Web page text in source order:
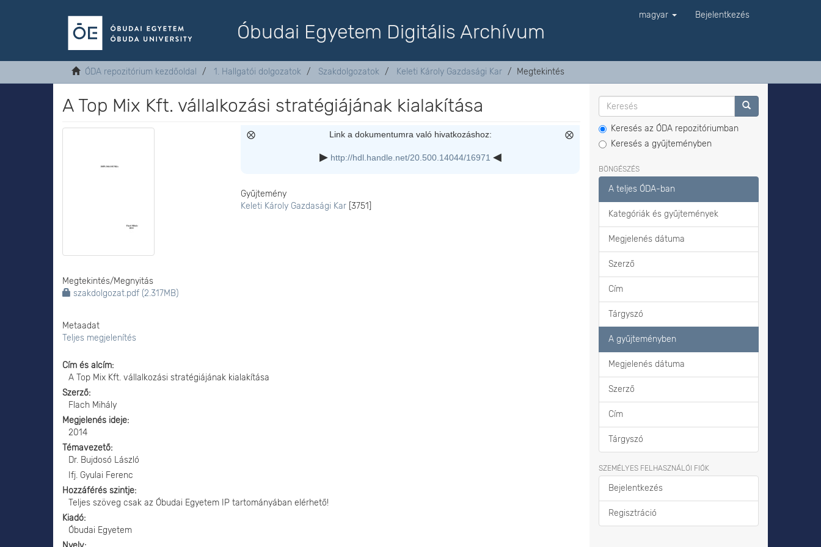
Óbudai Egyetem Digitális Archívum
magyar Bejelentkezés
ÓDA repozitórium kezdőoldal 1. Hallgatói dolgozatok Szakdolgozatok Keleti Károly Gazdasági Kar Megtekintés
A Top Mix Kft. vállalkozási stratégiájának kialakítása
Megtekintés/Megnyitás
szakdolgozat.pdf (2.317MB)
Metaadat
Teljes megjelenítés
Link a dokumentumra való hivatkozáshoz:
http://hdl.handle.net/20.500.14044/16971
Gyűjtemény
Keleti Károly Gazdasági Kar [3751]
Cím és alcím
A Top Mix Kft. vállalkozási stratégiájának kialakítása
Szerző
Flach Mihály
Megjelenés ideje
2014
Témavezető
Dr. Bujdosó László
Ifj. Gyulai Ferenc
Hozzáférés szintje
Teljes szöveg csak az Óbudai Egyetem IP tartományában elérhető!
Kiadó
Óbudai Egyetem
Keresés az ÓDA repozitóriumban
Keresés a gyűjteményben
BÖNGÉSZÉS
A teljes ÓDA-ban
Kategóriák és gyűjtemények
Megjelenés dátuma
Szerző
Cím
Tárgyszó
A gyűjteményben
Megjelenés dátuma
Szerző
Cím
Tárgyszó
SZEMÉLYES FELHASZNÁLÓI FIÓK
Bejelentkezés
Regisztráció